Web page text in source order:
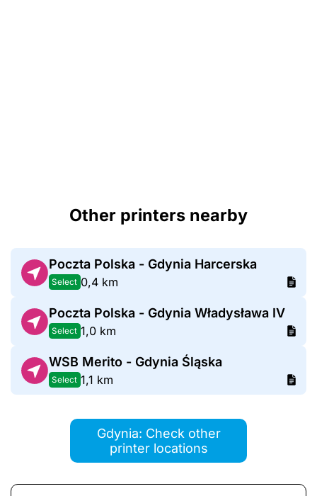
Other printers nearby
Poczta Polska - Gdynia Harcerska
Select 0,4 km
Poczta Polska - Gdynia Władysława IV
Select 1,0 km
WSB Merito - Gdynia Śląska
Select 1,1 km
Gdynia: Check other
printer locations